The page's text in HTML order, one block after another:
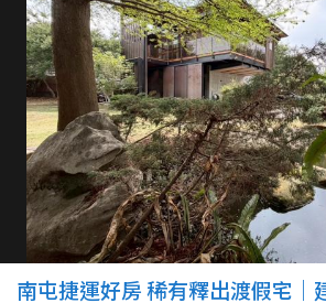
熱門關鍵字
2026 台北降價好屋限量釋出
2026 新北降
2026 台中降價好屋限量釋出
2026 台南降
2026 高雄降價好屋限量釋出
縣市 區域
南屯捷運好房 稀有釋出渡假宅｜